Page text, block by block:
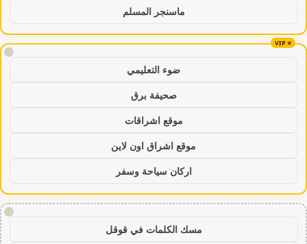
ماسنجر المسلم
!
ضوء التعليمي
صحيفة برق
موقع اشراقات
موقع اشراق اون لاين
اركان سياحة وسفر
!
مسك الكلمات في قوقل